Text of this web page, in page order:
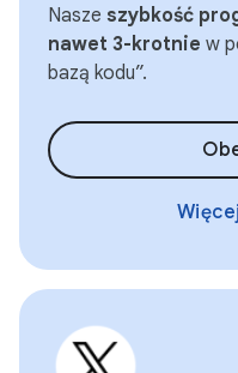
Nasze szybkość
nawet 3-krotnie w
bazą kodu”.